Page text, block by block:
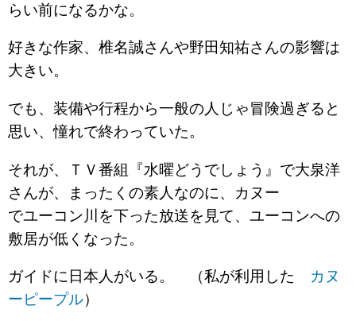
らい前になるかな。
好きな作家、椎名誠さんや野田知祐さんの影響は
大きい。
でも、装備や行程から一般の人じゃ冒険過ぎると
思い、憧れで終わっていた。
それが、ＴＶ番組『水曜どうでしょう』で大泉洋
さんが、まったくの素人なのに、カヌー
でユーコン川を下った放送を見て、ユーコンへの
敷居が低くなった。
ガイドに日本人がいる。 （私が利用した カヌ
ーピープル）